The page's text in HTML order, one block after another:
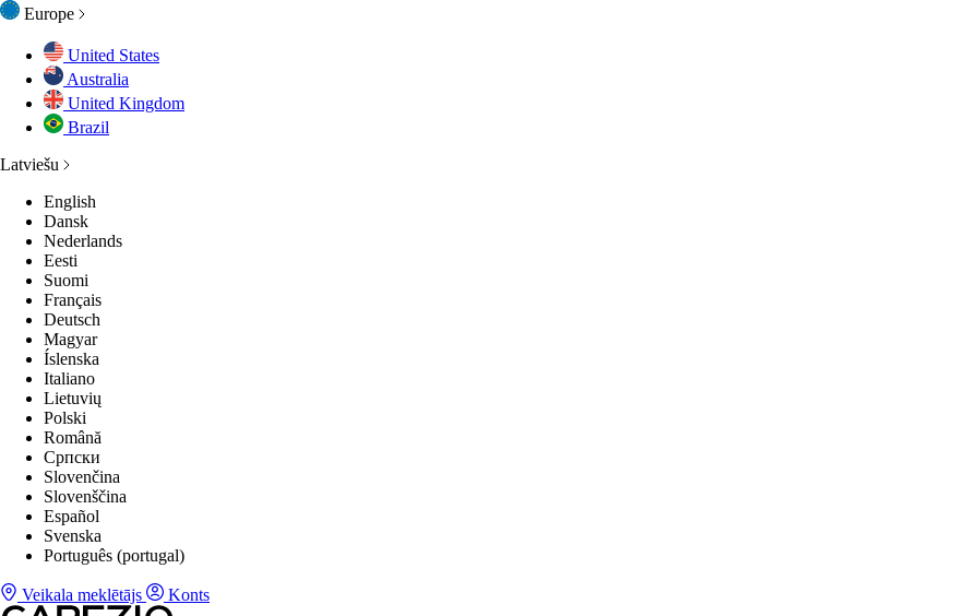
Europe
United States
Australia
United Kingdom
Brazil
Latviešu
English
Dansk
Nederlands
Eesti
Suomi
Français
Deutsch
Magyar
Íslenska
Italiano
Lietuvių
Polski
Română
Српски
Slovenčina
Slovenščina
Español
Svenska
Português (portugal)
Veikala meklētājs Konts